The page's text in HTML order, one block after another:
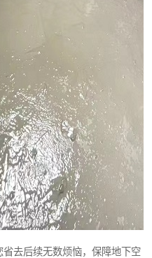
去后续无数烦恼，保障地下空